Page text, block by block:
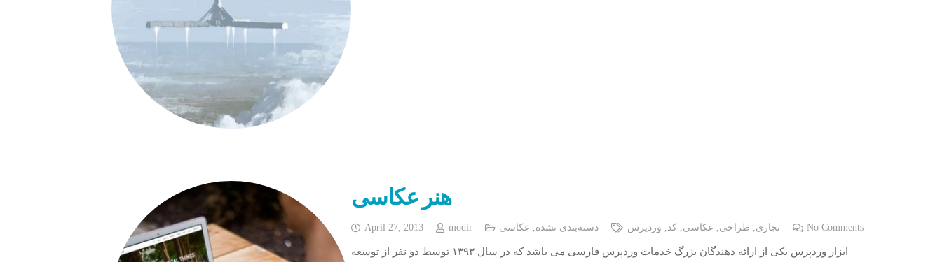
هنر عکاسی
April 27, 2013 modir دسته‌بندی نشده عکاسی تجاری طراحی عکاسی ,کد وردپرس No Comments
ابزار وردپرس یکی از ارائه دهندگان بزرگ خدمات وردپرس فارسی می باشد که در سال ۱۳۹۳ توسط دو نفر از توسعه